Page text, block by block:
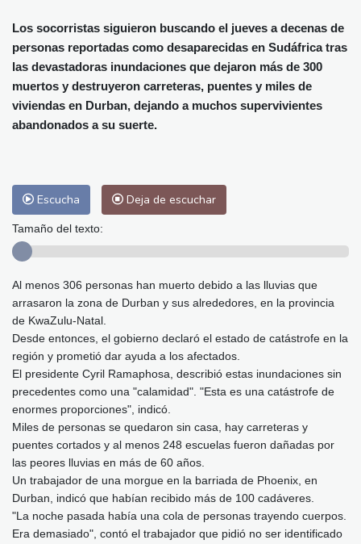
Málaga
32 °C Murcia
32 °C
Las Palmas de Gran Canaria
29 °C
Ibiza
30 °C Buenos Aires
4 °C
Caracas
22 °C Managua
22 °C
San José
Los socorristas siguieron buscando el jueves a decenas de
personas reportadas como desaparecidas en Sudáfrica tras
las devastadoras inundaciones que dejaron más de 300
muertos y destruyeron carreteras, puentes y miles de
viviendas en Durban, dejando a muchos supervivientes
abandonados a su suerte.
Escucha Deja de escuchar
Tamaño del texto:
Al menos 306 personas han muerto debido a las lluvias que
arrasaron la zona de Durban y sus alrededores, en la provincia
de KwaZulu-Natal.
Desde entonces, el gobierno declaró el estado de catástrofe en la
región y prometió dar ayuda a los afectados.
El presidente Cyril Ramaphosa, describió estas inundaciones sin
precedentes como una "calamidad". "Esta es una catástrofe de
enormes proporciones", indicó.
Miles de personas se quedaron sin casa, hay carreteras y
puentes cortados y al menos 248 escuelas fueron dañadas por
las peores lluvias en más de 60 años.
Un trabajador de una morgue en la barriada de Phoenix, en
Durban, indicó que habían recibido más de 100 cadáveres.
"La noche pasada había una cola de personas trayendo cuerpos.
Era demasiado", contó el trabajador que pidió no ser identificado